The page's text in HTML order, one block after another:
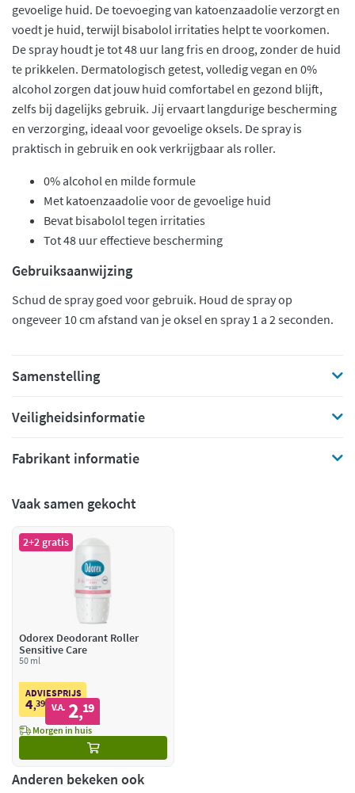
gevoelige huid. De toevoeging van katoenzaadolie verzorgt en
voedt je huid, terwijl bisabolol irritaties helpt te voorkomen.
De spray houdt je tot 48 uur lang fris en droog, zonder de huid
te prikkelen. Dermatologisch getest, volledig vegan en 0%
alcohol zorgen dat jouw huid comfortabel en gezond blijft,
zelfs bij dagelijks gebruik. Jij ervaart langdurige bescherming
en verzorging, ideaal voor gevoelige oksels. De spray is
praktisch in gebruik en ook verkrijgbaar als roller.
0% alcohol en milde formule
Met katoenzaadolie voor de gevoelige huid
Bevat bisabolol tegen irritaties
Tot 48 uur effectieve bescherming
Gebruiksaanwijzing
Schud de spray goed voor gebruik. Houd de spray op
ongeveer 10 cm afstand van je oksel en spray 1 a 2 seconden.
Samenstelling
Veiligheidsinformatie
Fabrikant informatie
Vaak samen gekocht
2+2 gratis
Odorex Deodorant Roller
Sensitive Care
50 ml
ADVIESPRIJS
4,39 V.A. 2,19
Morgen in huis
Anderen bekeken ook